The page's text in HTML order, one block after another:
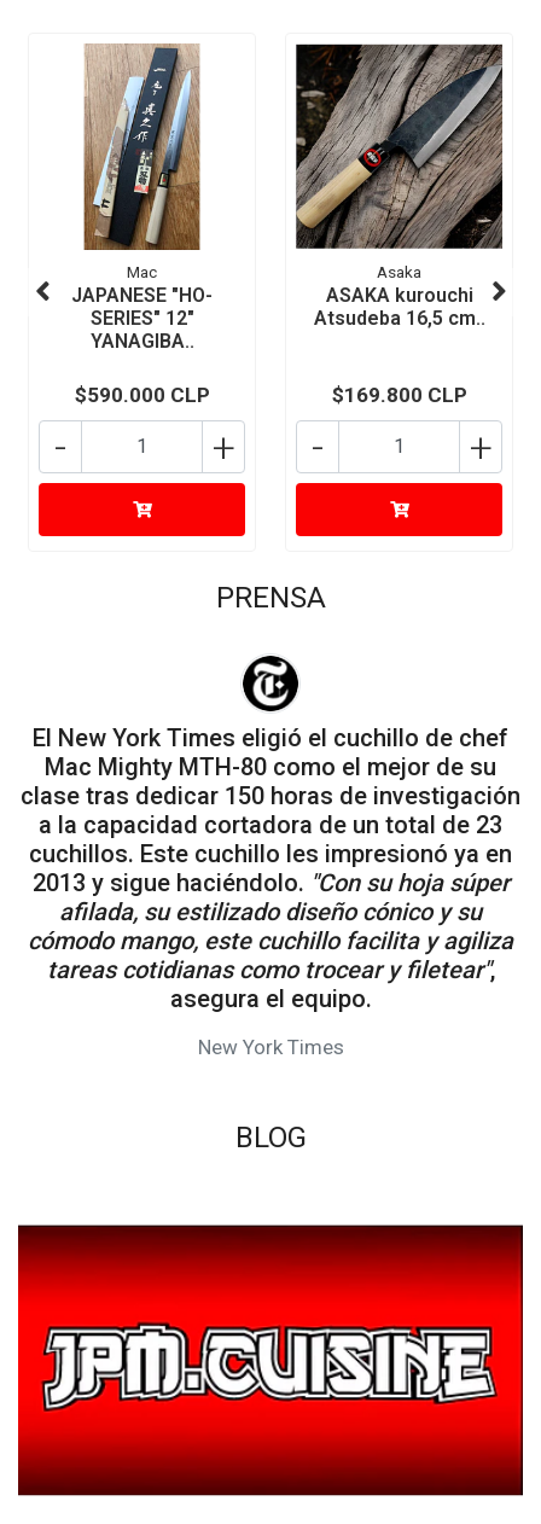
Mac
JAPANESE "HO-
SERIES" 12"
YANAGIBA..
$590.000 CLP
+
-
Asaka
ASAKA kurouchi
Atsudeba 16,5 cm..
$169.800 CLP
+
-
PRENSA
El New York Times eligió el cuchillo de chef
Mac Mighty MTH-80 como el mejor de su
clase tras dedicar 150 horas de investigación
a la capacidad cortadora de un total de 23
cuchillos. Este cuchillo les impresionó ya en
2013 y sigue haciéndolo. "Con su hoja súper
afilada, su estilizado diseño cónico y su
cómodo mango, este cuchillo facilita y agiliza
tareas cotidianas como trocear y filetear",
asegura el equipo.
New York Times
BLOG